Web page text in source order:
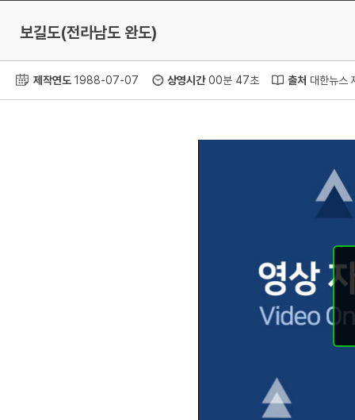
보길도(전라남도 완도)
제작연도 1988-07-07 상영시간00분 47초 출처 대한뉴스